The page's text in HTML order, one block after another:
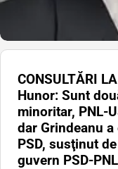
CONSULTĂRI
Hunor: Sunt
minoritar, PNL-
dar Grindeanu
PSD, susţinut
guvern PSD-